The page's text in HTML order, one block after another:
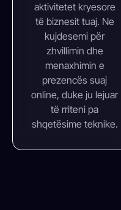
aktivitetet kryesore
të biznesit tuaj. Ne
kujdesemi për
zhvillimin dhe
menaxhimin e
prezencës suaj
online, duke ju lejuar
të rriteni pa
shqetësime teknike.